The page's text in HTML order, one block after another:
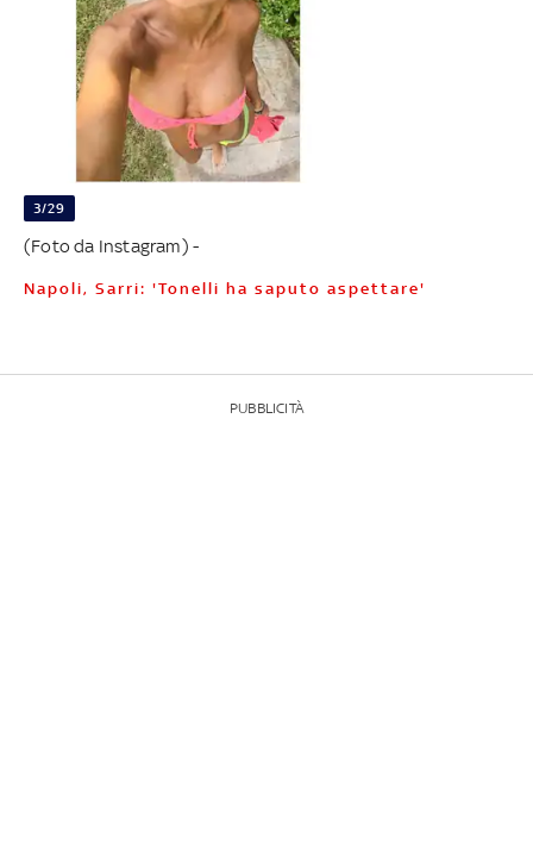
3/29
(Foto da Instagram) -
Napoli, Sarri: 'Tonelli ha saputo aspettare'
PUBBLICITÀ